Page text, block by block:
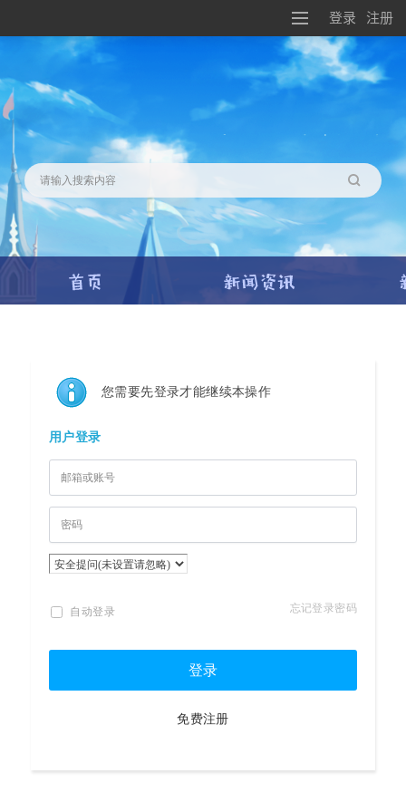
登录 注册
您需要先登录才能继续本操作
用户登录
自动登录 忘记登录密码
登录
免费注册